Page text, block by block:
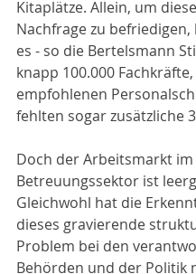
Kitaplätze. Allein, um diese
Nachfrage zu
es - so die Bertelsmann
knapp 100.000
empfohlenen
fehlten sogar zusätzliche
Doch der Arbeitsmarkt im
Betreuungssektor ist
Gleichwohl hat die
dieses gravierende
Problem bei den
Behörden und der Politik